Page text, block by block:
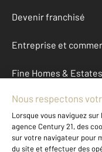
Devenir franchisé
Entreprise et
Fine Homes & Estates
À propos
International